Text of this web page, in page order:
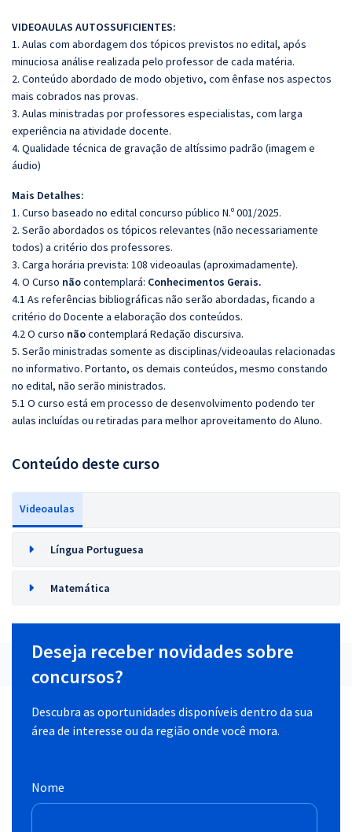
VIDEOAULAS AUTOSSUFICIENTES:
1. Aulas com abordagem dos tópicos previstos no edital, após
minuciosa análise realizada pelo professor de cada matéria.
2. Conteúdo abordado de modo objetivo, com ênfase nos aspectos
mais cobrados nas provas.
3. Aulas ministradas por professores especialistas, com larga
experiência na atividade docente.
4. Qualidade técnica de gravação de altíssimo padrão (imagem e
áudio)
Mais Detalhes:
1. Curso baseado no edital concurso público N.º 001/2025.
2. Serão abordados os tópicos relevantes (não necessariamente
todos) a critério dos professores.
3. Carga horária prevista: 108 videoaulas (aproximadamente).
4. O Curso nãocontemplará: Conhecimentos Gerais.
4.1 As referências bibliográficas não serão abordadas, ficando a
critério do Docente a elaboração dos conteúdos.
4.2 O curso nãocontemplará Redação discursiva.
5. Serão ministradas somente as disciplinas/videoaulas relacionadas
no informativo. Portanto, os demais conteúdos, mesmo constando
no edital, não serão ministrados.
5.1 O curso está em processo de desenvolvimento podendo ter
aulas incluídas ou retiradas para melhor aproveitamento do Aluno.
Conteúdo deste curso
Videoaulas
Língua Portuguesa
Matemática
Deseja receber novidades sobre
concursos?
Descubra as oportunidades disponíveis dentro da sua
área de interesse ou da região onde você mora.
Nome